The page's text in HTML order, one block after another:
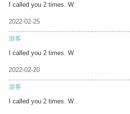
I called you 2 times. W
2022-02-25
游客
I called you 2 times. W
2022-02-20
游客
I called you 2 times. W